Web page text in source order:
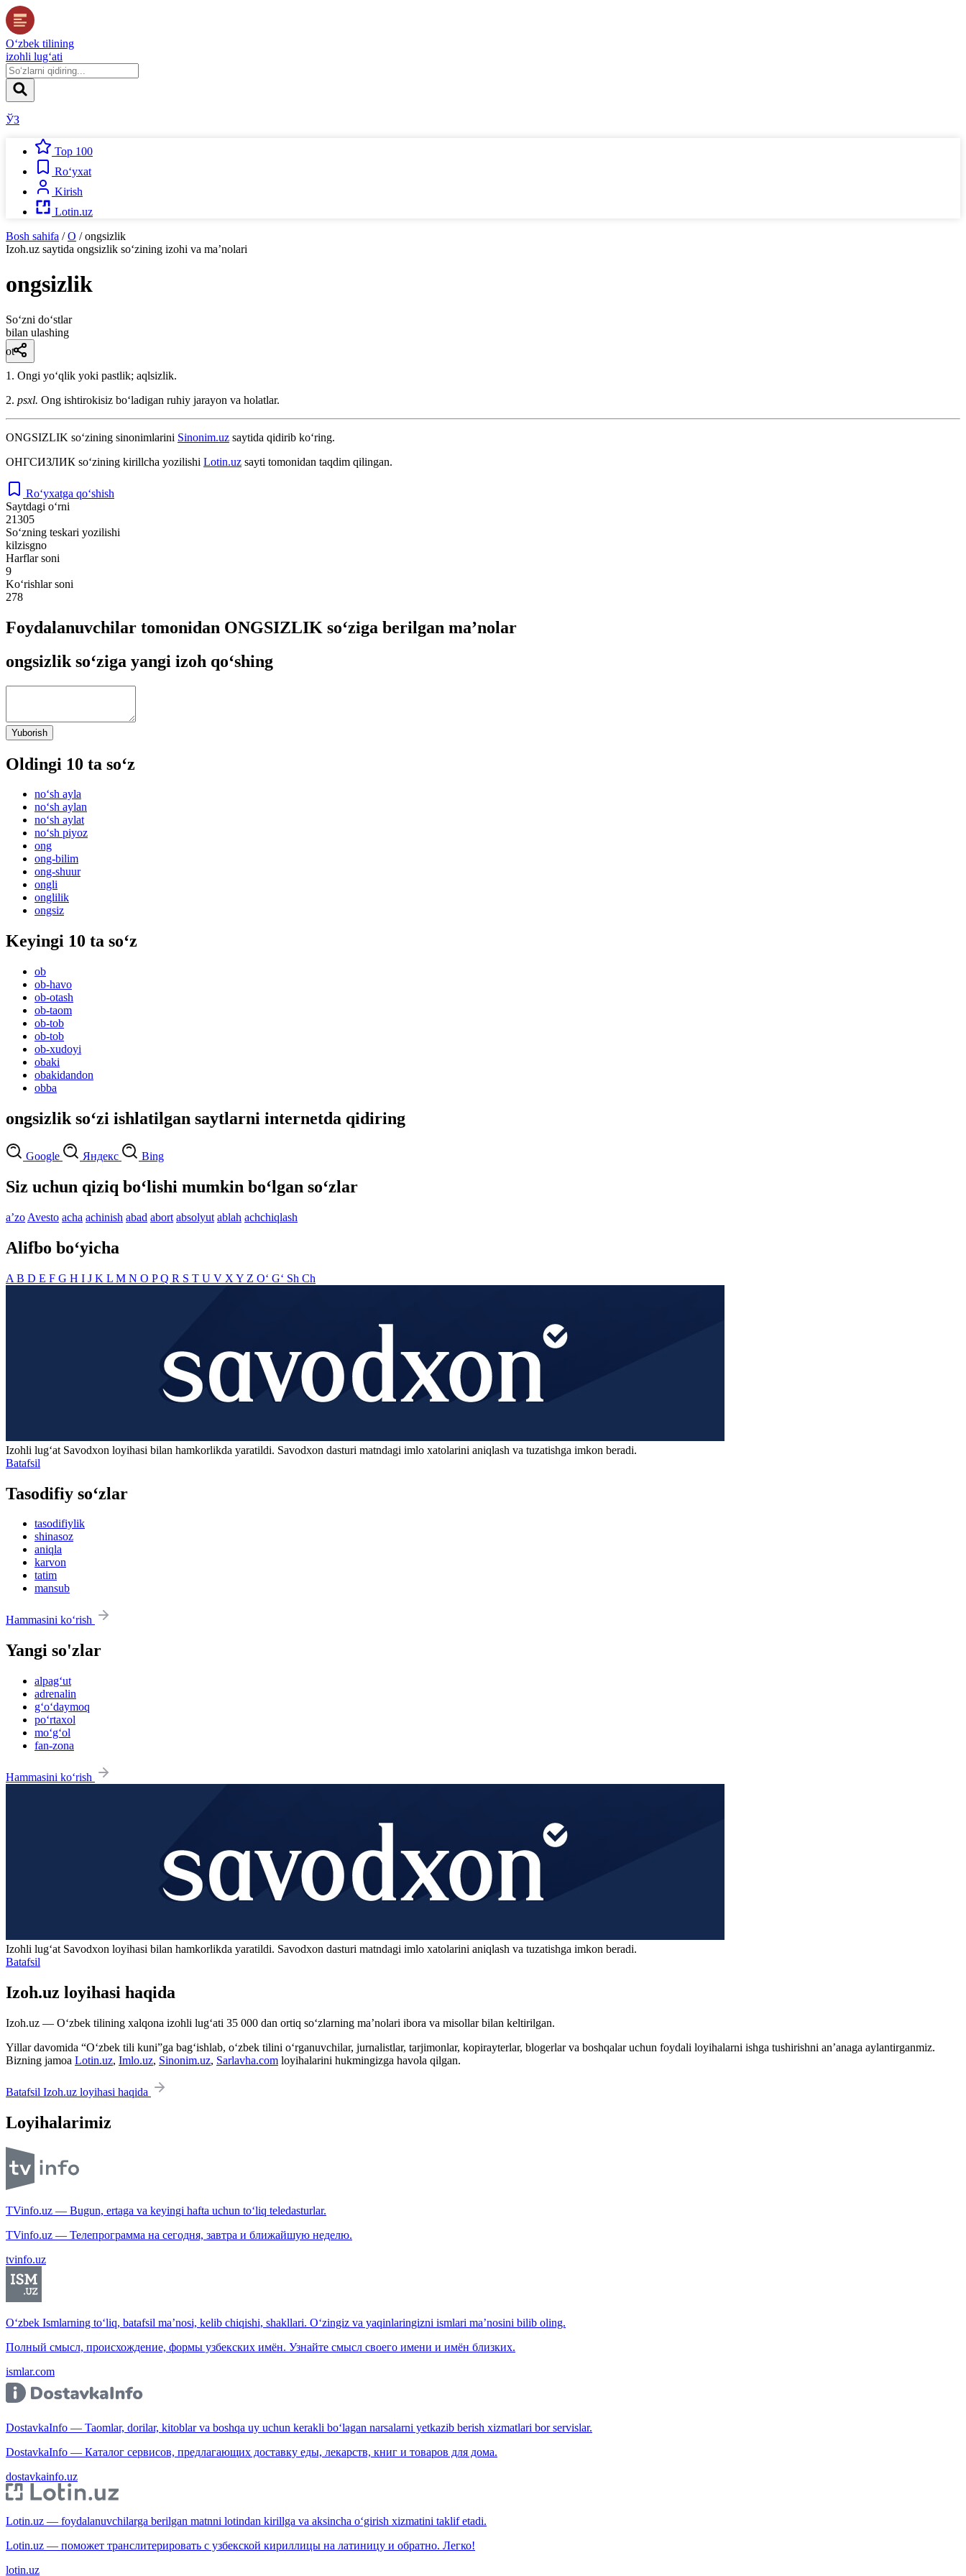
O‘zbek tilining
izohli lug‘ati
ЎЗ
Top 100
Ro‘yxat
Kirish
Lotin.uz
Bosh sahifa / O / ongsizlik
Izoh.uz saytida ongsizlik so‘zining izohi va ma’nolari
ongsizlik
So‘zni do‘stlar
bilan ulashing
ot
1. Ongi yoʻqlik yoki pastlik; aqlsizlik.
2. psxl. Ong ishtirokisiz boʻladigan ruhiy jarayon va holatlar.
ONGSIZLIK so‘zining sinonimlarini Sinonim.uz saytida qidirib ko‘ring.
ОНГСИЗЛИК so‘zining kirillcha yozilishi Lotin.uz sayti tomonidan taqdim qilingan.
Ro‘yxatga qo‘shish
Saytdagi o‘rni
21305
So‘zning teskari yozilishi
kilzisgno
Harflar soni
9
Ko‘rishlar soni
278
Foydalanuvchilar tomonidan ONGSIZLIK so‘ziga berilgan ma’nolar
ongsizlik so‘ziga yangi izoh qo‘shing
Yuborish
Oldingi 10 ta so‘z
no‘sh ayla
no‘sh aylan
no‘sh aylat
no‘sh piyoz
ong
ong-bilim
ong-shuur
ongli
onglilik
ongsiz
Keyingi 10 ta so‘z
ob
ob-havo
ob-otash
ob-taom
ob-tob
ob-tob
ob-xudoyi
obaki
obakidandon
obba
ongsizlik so‘zi ishlatilgan saytlarni internetda qidiring
Google Яндекс Bing
Siz uchun qiziq bo‘lishi mumkin bo‘lgan so‘zlar
aʼzo Avesto acha achinish abad abort absolyut ablah achchiqlash
Alifbo bo‘yicha
A B D E F G H I J K L M N O PQ R S T U V X Y Z O‘ G‘ Sh Ch
Izohli lugʻat Savodxon loyihasi bilan hamkorlikda yaratildi. Savodxon dasturi matndagi imlo xatolarini aniqlash va tuzatishga imkon beradi.
Batafsil
Tasodifiy so‘zlar
tasodifiylik
shinasoz
aniqla
karvon
tatim
mansub
Hammasini ko‘rish
Yangi so'zlar
alpag‘ut
adrenalin
g‘o‘daymoq
po‘rtaxol
mo‘g‘ol
fan-zona
Hammasini ko‘rish
Izohli lugʻat Savodxon loyihasi bilan hamkorlikda yaratildi. Savodxon dasturi matndagi imlo xatolarini aniqlash va tuzatishga imkon beradi.
Batafsil
Izoh.uz loyihasi haqida
Izoh.uz — O‘zbek tilining xalqona izohli lug‘ati 35 000 dan ortiq so‘zlarning ma’nolari ibora va misollar bilan keltirilgan.
Yillar davomida “O‘zbek tili kuni”ga bag‘ishlab, o‘zbek tilini o‘rganuvchilar, jurnalistlar, tarjimonlar, kopirayterlar, blogerlar va boshqalar uchun foydali loyihalarni ishga tushirishni an’anaga aylantirganmiz.
Bizning jamoa Lotin.uz, Imlo.uz, Sinonim.uz, Sarlavha.com loyihalarini hukmingizga havola qilgan.
Batafsil Izoh.uz loyihasi haqida
Loyihalarimiz
TVinfo.uz — Bugun, ertaga va keyingi hafta uchun to‘liq teledasturlar.
TVinfo.uz — Телепрограмма на сегодня, завтра и ближайшую неделю.
tvinfo.uz
O‘zbek Ismlarning to‘liq, batafsil ma’nosi, kelib chiqishi, shakllari. O‘zingiz va yaqinlaringizni ismlari ma’nosini bilib oling.
Полный смысл, происхождение, формы узбекских имён. Узнайте смысл своего имени и имён близких.
ismlar.com
DostavkaInfo — Taomlar, dorilar, kitoblar va boshqa uy uchun kerakli bo‘lagan narsalarni yetkazib berish xizmatlari bor servislar.
DostavkaInfo — Каталог сервисов, предлагающих доставку еды, лекарств, книг и товаров для дома.
dostavkainfo.uz
Lotin.uz — foydalanuvchilarga berilgan matnni lotindan kirillga va aksincha o‘girish xizmatini taklif etadi.
Lotin.uz — поможет транслитерировать с узбекской кириллицы на латиницу и обратно. Легко!
lotin.uz